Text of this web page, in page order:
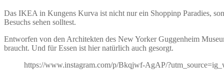
Das IKEA in Kungens Kurva ist nicht nur ein Shoppinp Paradies,
Besuchs sehen solltest.
Entworfen von den Architekten des New Yorker Guggenheim
braucht. Und für Essen ist hier natürlich auch gesorgt.
https://www.instagram.com/p/Bkqjwf-AgAP/